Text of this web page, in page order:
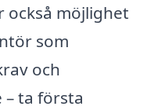
också möjlighet
som
och
ta första